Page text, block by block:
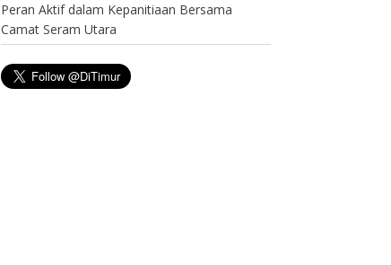
Peran Aktif dalam Kepanitiaan Bersama
Camat Seram Utara